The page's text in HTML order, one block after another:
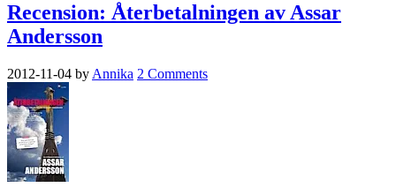
Recension: Återbetalningen av Assar
Andersson
2012-11-04 by Annika 2 Comments